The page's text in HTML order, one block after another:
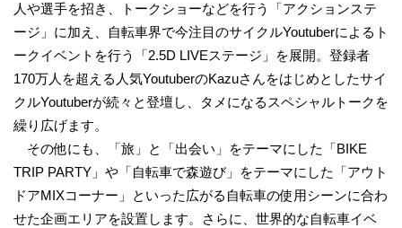
人や選手を招き、トークショーなどを行う「アクションステ
ージ」に加え、自転車界で今注目のサイクルYoutuberによるト
ークイベントを行う「2.5D LIVEステージ」を展開。登録者
170万人を超える人気YoutuberのKazuさんをはじめとしたサイ
クルYoutuberが続々と登壇し、タメになるスペシャルトークを
繰り広げます。
その他にも、「旅」と「出会い」をテーマにした「BIKE
TRIP PARTY」や「自転車で森遊び」をテーマにした「アウト
ドアMIXコーナー」といった広がる自転車の使用シーンに合わ
せた企画エリアを設置します。さらに、世界的な自転車イベ